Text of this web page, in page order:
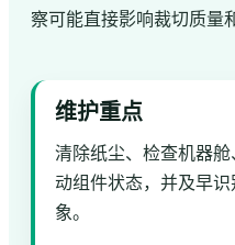
察可能直接影响裁切质量
维护重点
清除纸尘、检查机器
动组件状态，并及早
象。